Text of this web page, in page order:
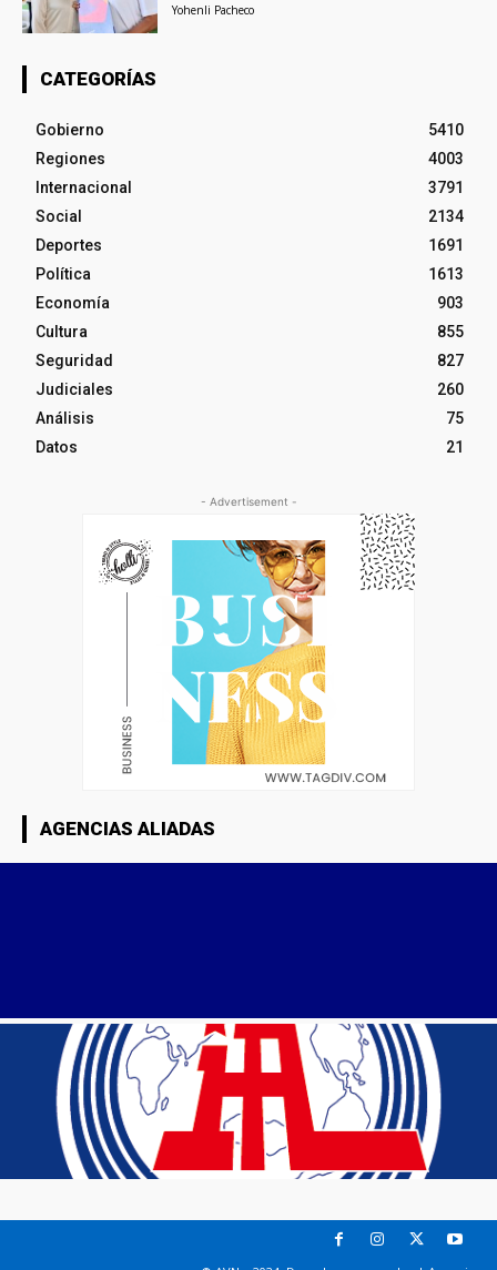
Yohenli Pacheco
CATEGORÍAS
Gobierno
5410
Regiones
4003
Internacional
3791
Social
2134
Deportes
1691
Política
1613
Economía
903
Cultura
855
Seguridad
827
Judiciales
260
Análisis
75
Datos
21
- Advertisement -
AGENCIAS ALIADAS